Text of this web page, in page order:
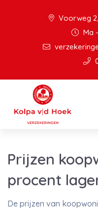
Voorweg
Ma
Prijzen
procent
De prijzen van